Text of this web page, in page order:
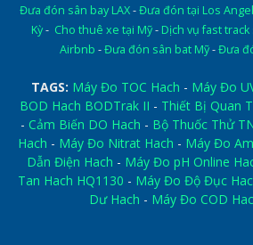
Đưa đón sân bay LAX-Đưa đón tại Los
Kỳ- Cho thuê xe tại Mỹ- Dịch vụ fast track
Airbnb -Đưa đón sân bat Mỹ-Đưa
TAGS: Máy Đo TOC Hach - Máy Đo
BOD Hach BODTrak II - Thiết Bị Quan
- Cảm Biến DO Hach - Bộ Thuốc Thử
Hach - Máy Đo Nitrat Hach - Máy Đo
Dẫn Điện Hach - Máy Đo pH Online
Tan Hach HQ1130 - Máy Đo Độ Đục
Dư Hach - Máy Đo COD